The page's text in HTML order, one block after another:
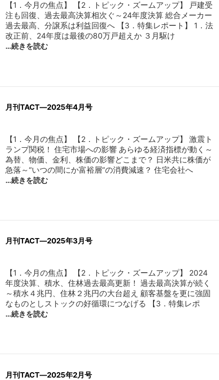
【1．今月の焦点】 【2．トピック・ズームアップ】 戸建受
注も回復、過去最高決算相次ぐ～24年度決算 総合メーカー
過去最高、分譲系は利益回復へ 【3．特集レポート】 1．法
改正前、24年度は最後の80万戸超えか ３月駆け
…続きを読む
月刊TACT―2025年4月号
【1．今月の焦点】 【2．トピック・ズームアップ】 激震ト
ランプ関税！ 住宅市場への影響 あらゆる経済指標が動く～
為替、物価、金利、株価の影響どこまで？ 日米共に株価が
急落～“いつの間にか富裕層”の消費減速？ 住宅会社へ
…続きを読む
月刊TACT―2025年3月号
【1．今月の焦点】 【2．トピック・ズームアップ】 2024
年度決算、積水、住林過去最高更新！ 過去最高決算が続く
～積水４兆円、住林２兆円の大台超え 顧客基盤を更に強固
なものとしストックの好循環につなげる 【3．特集レポ
…続きを読む
月刊TACT―2025年2月号